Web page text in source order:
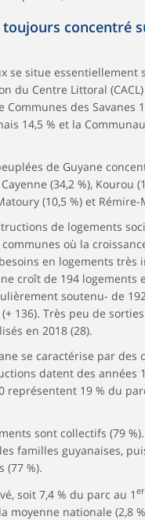
toujours concentré
se situe essentiellement
du Centre Littoral
des Savanes
14,5 % et la
de Guyane
(34,2 %), Kourou
(10,5 %) et Rémire-
de logements
où la
en logements très
croît de 194
soutenu- de
136). Très peu de
en 2018 (28).
se caractérise par
datent des années
représentent 19 % du
sont collectifs (79
familles guyanaises,
(77 %).
soit 7,4 % du parc au 1 er
moyenne nationale (2,8